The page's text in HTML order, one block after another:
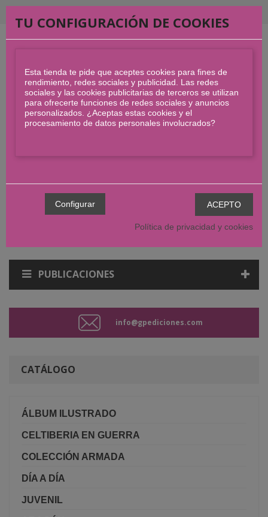
PUBLICACIONES
info@gpediciones.com
CATÁLOGO
ÁLBUM ILUSTRADO
CELTIBERIA EN GUERRA
COLECCIÓN ARMADA
DÍA A DÍA
JUVENIL
TU CONFIGURACIÓN DE COOKIES
Esta tienda te pide que aceptes cookies para fines de
rendimiento, redes sociales y publicidad. Las redes
sociales y las cookies publicitarias de terceros se utilizan
para ofrecerte funciones de redes sociales y anuncios
personalizados. ¿Aceptas estas cookies y el
procesamiento de datos personales involucrados?
Política de privacidad y cookies